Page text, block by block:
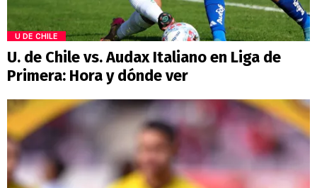
U DE CHILE
U. de Chile vs. Audax Italiano en Liga de
Primera: Hora y dónde ver